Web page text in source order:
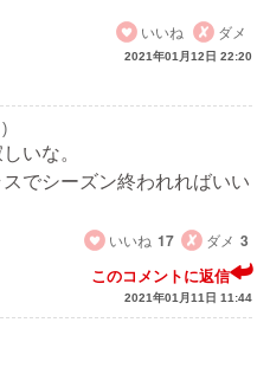
いいね
ダメ
2021年01月12日 22:20
いな。
でシーズン終われればいい
いいね 17 ダメ 3
このコメントに返信
2021年01月11日 11:44